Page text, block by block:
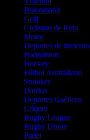
Balonmano
Golf
Ciclismo de Ruta
Motor
Deportes de invierno
Badminton
Hockey
Fútbol Australiano
Snooker
Dardos
Deportes Gaélicos
Críquet
Rugby League
Rugby Union
Padel